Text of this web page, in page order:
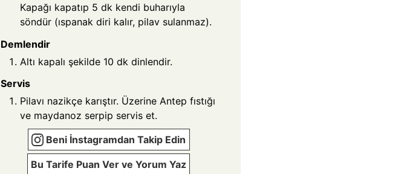
Kapağı kapatıp 5 dk kendi buharıyla
söndür (ıspanak diri kalır, pilav sulanmaz).
Demlendir
Altı kapalı şekilde 10 dk dinlendir.
Servis
Pilavı nazikçe karıştır. Üzerine Antep fıstığı
ve maydanoz serpip servis et.
Beni İnstagramdan Takip Edin
Bu Tarife Puan Ver ve Yorum Yaz